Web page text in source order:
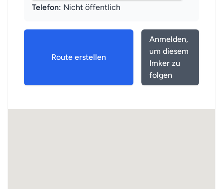
Telefon: Nicht öffentlich
Route erstellen
Anmelden,
um diesem
Imker zu
folgen